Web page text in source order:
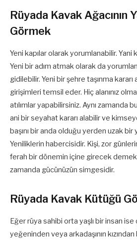
Rüyada Kavak Ağacının
Görmek
Yeni kapılar olarak yorumlanabilir. Yani
Yeni bir adım atmak olarak da
gidilebilir. Yeni bir şehre taşınma kararı
girişimleri temsil eder. Hiç alanınız
atılımlar yapabilirsiniz. Aynı zamanda
ani bir seyahat kararı alabilir ve
başını bir anda olduğu yerden uzak bir
Yeniliklerin habercisidir. Kişi, zor
ferah bir dönemin içine girecek
zamanda gücünüzün simgesidir.
Rüyada Kavak Kütüğü
Eğer rüya sahibi orta yaşlı bir insan
yeğeninden veya arkadaşının